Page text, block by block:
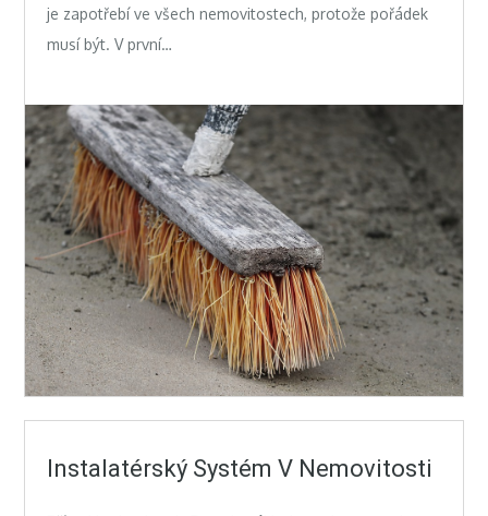
je zapotřebí ve všech nemovitostech, protože pořádek
musí být. V první…
Instalatérský Systém V Nemovitosti